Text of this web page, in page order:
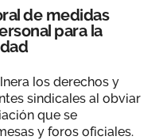
de medidas
para la
los derechos y
sindicales al obviar
que se
y foros oficiales.